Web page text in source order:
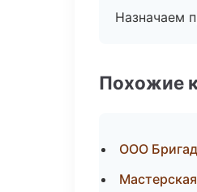
Назначаем
Похожие
ООО